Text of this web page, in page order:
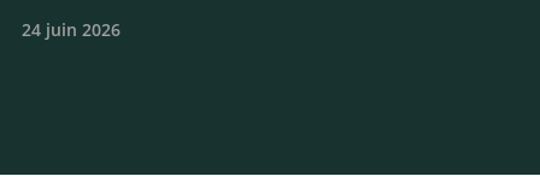
24 juin 2026